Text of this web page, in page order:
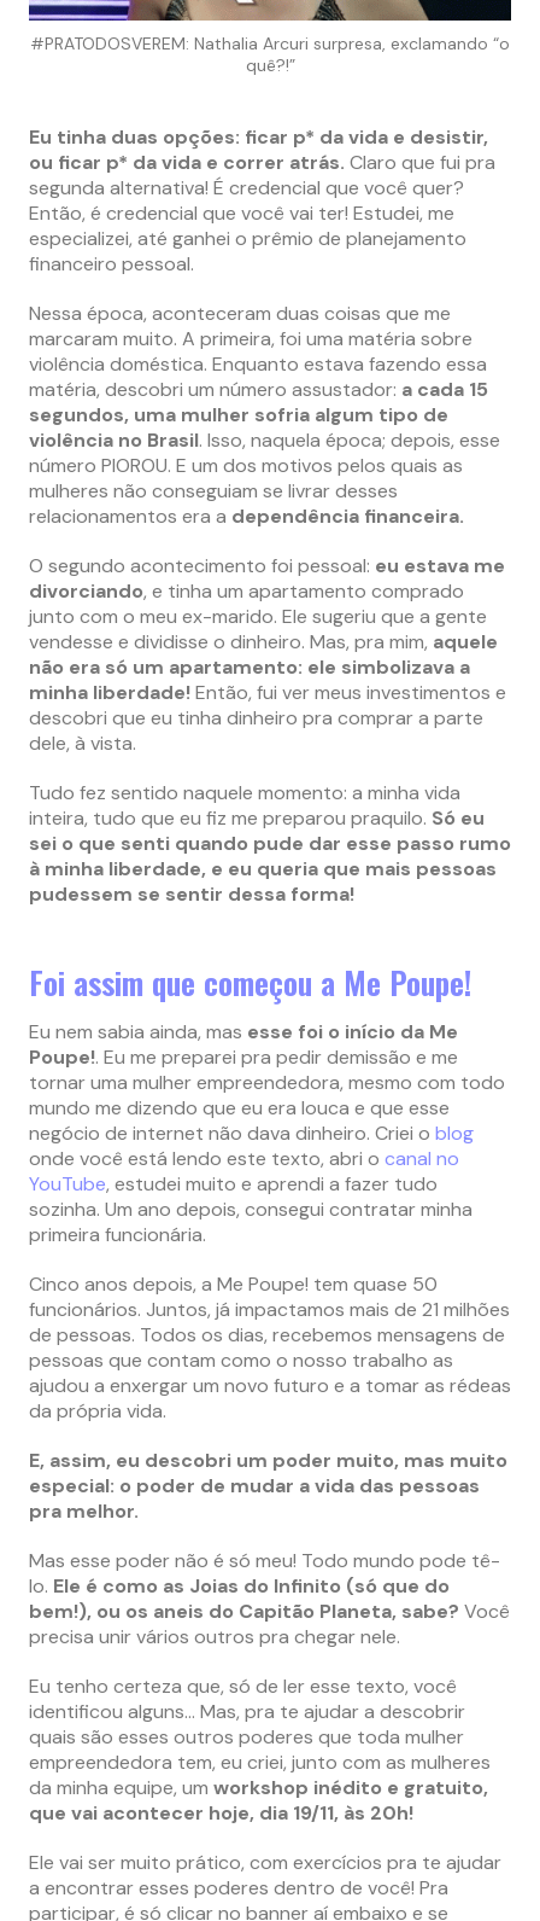
#PRATODOSVEREM: Nathalia Arcuri surpresa, exclamando “o
quê?!”
Eu tinha duas opções: ficar p* da vida e desistir,
ou ficar p* da vida e correr atrás. Claro que fui pra
segunda alternativa! É credencial que você quer?
Então, é credencial que você vai ter! Estudei, me
especializei, até ganhei o prêmio de planejamento
financeiro pessoal.
Nessa época, aconteceram duas coisas que me
marcaram muito. A primeira, foi uma matéria sobre
violência doméstica. Enquanto estava fazendo essa
matéria, descobri um número assustador: a cada 15
segundos, uma mulher sofria algum tipo de
violência no Brasil. Isso, naquela época; depois, esse
número PIOROU. E um dos motivos pelos quais as
mulheres não conseguiam se livrar desses
relacionamentos era a dependência financeira.
O segundo acontecimento foi pessoal: eu estava me
divorciando, e tinha um apartamento comprado
junto com o meu ex-marido. Ele sugeriu que a gente
vendesse e dividisse o dinheiro. Mas, pra mim, aquele
não era só um apartamento: ele simbolizava a
minha liberdade!Então, fui ver meus investimentos e
descobri que eu tinha dinheiro pra comprar a parte
dele, à vista.
Tudo fez sentido naquele momento: a minha vida
inteira, tudo que eu fiz me preparou praquilo. Só eu
sei o que senti quando pude dar esse passo rumo
à minha liberdade, e eu queria que mais pessoas
pudessem se sentir dessa forma!
Foi assim que começou a Me Poupe!
Eu nem sabia ainda, mas esse foi o início da Me
Poupe!. Eu me preparei pra pedir demissão e me
tornar uma mulher empreendedora, mesmo com todo
mundo me dizendo que eu era louca e que esse
negócio de internet não dava dinheiro. Criei o blog
onde você está lendo este texto, abri o canal no
YouTube, estudei muito e aprendi a fazer tudo
sozinha. Um ano depois, consegui contratar minha
primeira funcionária.
Cinco anos depois, a Me Poupe! tem quase 50
funcionários. Juntos, já impactamos mais de 21 milhões
de pessoas. Todos os dias, recebemos mensagens de
pessoas que contam como o nosso trabalho as
ajudou a enxergar um novo futuro e a tomar as rédeas
da própria vida.
E, assim, eu descobri um poder muito, mas muito
especial: o poder de mudar a vida das pessoas
pra melhor.
Mas esse poder não é só meu! Todo mundo pode tê-
lo. Ele é como as Joias do Infinito (só que do
bem!), ou os aneis do Capitão Planeta, sabe? Você
precisa unir vários outros pra chegar nele.
Eu tenho certeza que, só de ler esse texto, você
identificou alguns… Mas, pra te ajudar a descobrir
quais são esses outros poderes que toda mulher
empreendedora tem, eu criei, junto com as mulheres
da minha equipe, um workshop inédito e gratuito,
que vai acontecer hoje, dia 19/11, às 20h!
Ele vai ser muito prático, com exercícios pra te ajudar
a encontrar esses poderes dentro de você! Pra
participar, é só clicar no banner aí embaixo e se